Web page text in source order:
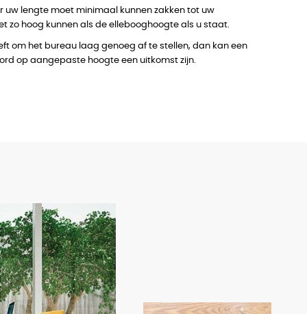
uw lengte moet minimaal kunnen zakken tot uw
zo hoog kunnen als de ellebooghoogte als u staat.
om het bureau laag genoeg af te stellen, dan kan een
op aangepaste hoogte een uitkomst zijn.